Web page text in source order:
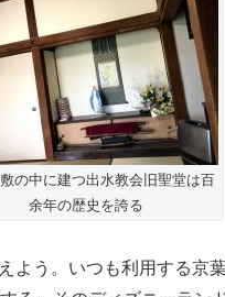
の中に建つ出水教会旧聖堂は百
余年の歴史を誇る
よう。いつも利用する京